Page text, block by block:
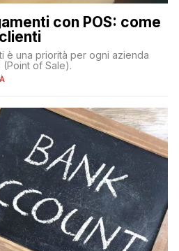
con POS: come
è una priorità per ogni azienda
(Point of Sale).